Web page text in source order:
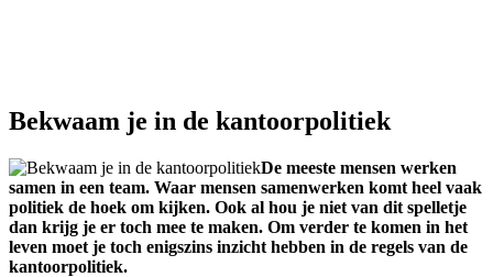
Bekwaam je in de kantoorpolitiek
De meeste mensen werken
samen in een team. Waar mensen samenwerken komt heel vaak
politiek de hoek om kijken. Ook al hou je niet van dit spelletje
dan krijg je er toch mee te maken. Om verder te komen in het
leven moet je toch enigszins inzicht hebben in de regels van de
kantoorpolitiek.